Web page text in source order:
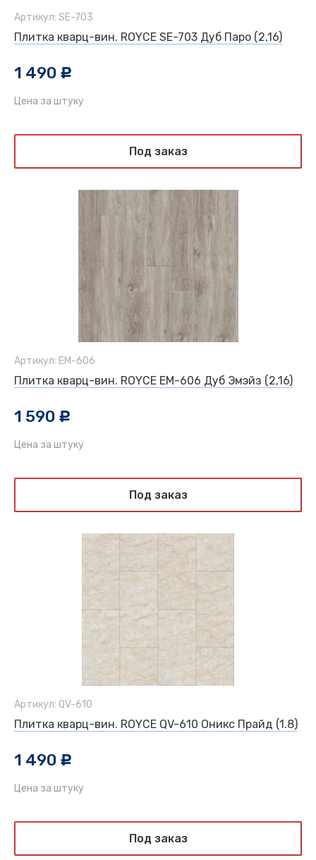
Артикул: SE-703
Плитка кварц-вин. ROYCE SE-703 Дуб Паро (2,16)
1 490 c
Цена за штуку
Под заказ
Артикул: EM-606
Плитка кварц-вин. ROYCE EM-606 Дуб Эмэйз (2,16)
1 590 c
Цена за штуку
Под заказ
Артикул: QV-610
Плитка кварц-вин. ROYCE QV-610 Оникс Прайд (1.8)
1 490 c
Цена за штуку
Под заказ